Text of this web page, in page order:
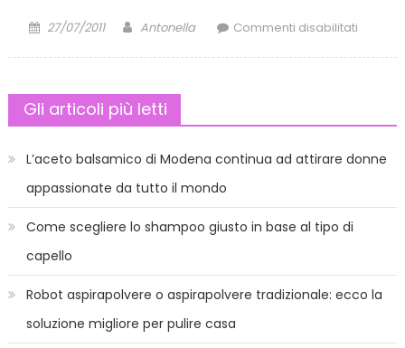
Posted
27/07/2011 Author
Antonella Commenti disabilitati
Gli articoli più letti
L’aceto balsamico di Modena continua ad attirare donne
appassionate da tutto il mondo
Come scegliere lo shampoo giusto in base al tipo di
capello
Robot aspirapolvere o aspirapolvere tradizionale: ecco la
soluzione migliore per pulire casa